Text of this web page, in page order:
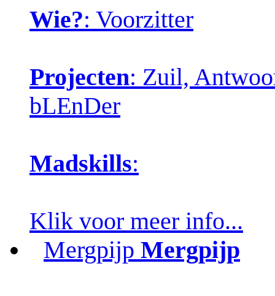
Wie?: Voorzitter
Projecten: Zuil,
bLEnDer
Madskills:
Klik voor meer info...
Mergpijp Mergpijp